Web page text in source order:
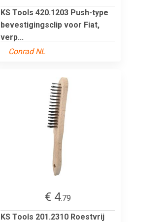
KS Tools 420.1203 Push-type
bevestigingsclip voor Fiat,
verp...
Conrad NL
€ 4.79
KS Tools 201.2310 Roestvrij